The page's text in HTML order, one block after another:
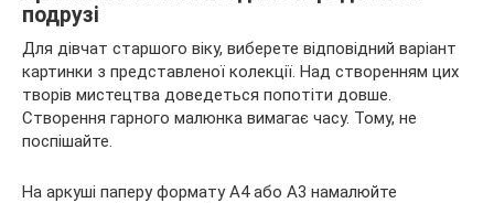
подрузі
Для дівчат старшого віку, виберете відповідний варіант
картинки з представленої колекції. Над створенням цих
творів мистецтва доведеться попотіти довше.
Створення гарного малюнка вимагає часу. Тому, не
поспішайте.
На аркуші паперу формату А4 або А3 намалюйте